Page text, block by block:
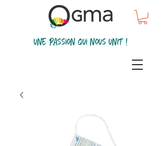
une passion qui nous unit !